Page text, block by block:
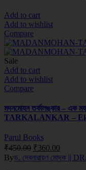
Add to cart
Add to wishlist
Compare
Sale
Add to cart
Add to wishlist
Compare
মদনমোহন তর্কালঙ্কার – এক
TARKALANKAR –
Parul Books
₹450.00 ₹360.00
Byড. দেবনারায়ণ মোদক